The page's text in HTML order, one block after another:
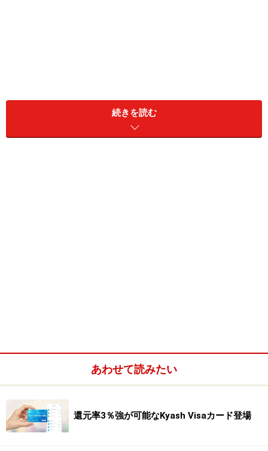
員は自身のクレジットカードを登録して設定を行うと、
指定金額未満になった時点で、指定金額をクレジットカ
ード決済で自動入金（チャージ）できます。これまでカ
ードの残高がなくなった場合、店舗のレジで金額をチャ
ージする手間がありましたが、現金の持ち合わせがない
続きを読む
あわせて読みたい
還元率3％強が可能なKyash Visaカード登場